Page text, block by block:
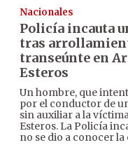
Nacionales
Policía incauta
tras
transeúnte en
Esteros
Un hombre, que
por el conductor de
sin auxiliar a la
Esteros. La Policía
no se dio a conocer